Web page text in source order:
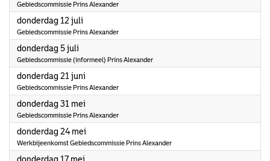
Gebiedscommissie Prins Alexander
donderdag 12 juli
Gebiedscommissie Prins Alexander
donderdag 5 juli
Gebiedscommissie (informeel) Prins Alexander
donderdag 21 juni
Gebiedscommissie Prins Alexander
donderdag 31 mei
Gebiedscommissie Prins Alexander
donderdag 24 mei
Werkbijeenkomst Gebiedscommissie Prins Alexander